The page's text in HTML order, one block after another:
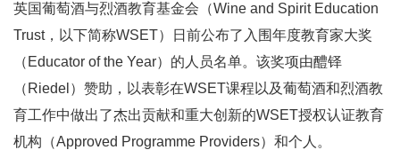
英国葡萄酒与烈酒教育基金会（Wine and Spirit Education
Trust，以下简称WSET）日前公布了入围年度教育家大奖
（Educator of the Year）的人员名单。该奖项由醴铎
（Riedel）赞助，以表彰在WSET课程以及葡萄酒和烈酒教
育工作中做出了杰出贡献和重大创新的WSET授权认证教育
机构（Approved Programme Providers）和个人。